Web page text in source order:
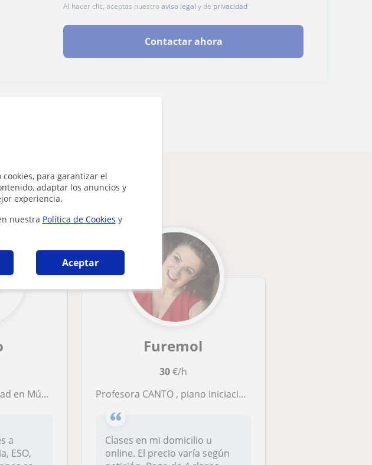
para garantizar el
adaptar los anuncios y
experiencia.
nuestra Política de Cookies y
Aceptar
Al hacer clic, aceptas nuestroaviso legal y de privacidad
Contactar ahora
y Psicología
a
ESO,
Furemol
30€/h
Profesora CANTO , piano iniciación, musicoterapia, música y movimiento, teatro musical
Clases en mi domicilio u
online. El precio varía según